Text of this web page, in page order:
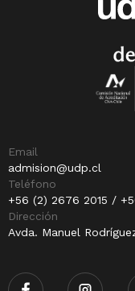
Email
admision@udp.cl
Teléfono
+56 (2) 2676 2015 /
Dirección
Avda. Manuel